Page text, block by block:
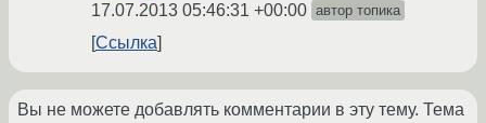
17.07.2013 05:46:31 +00:00 автор топика
Ссылка
Вы не можете добавлять комментарии в эту тему. Тема